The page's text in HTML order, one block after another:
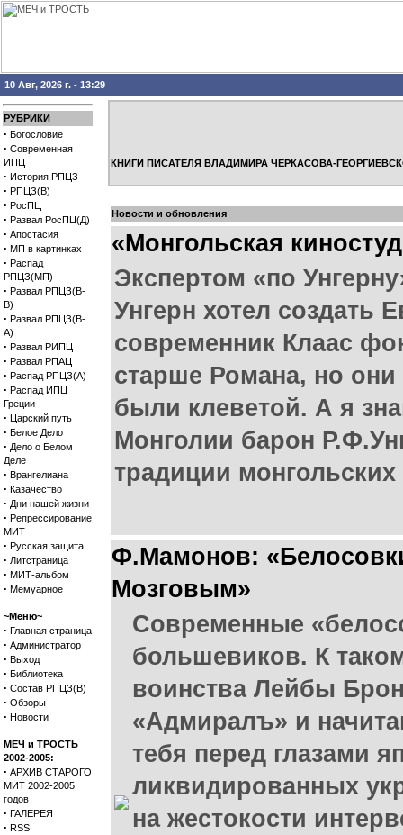
10 Авг, 2026 г. - 13:29
РУБРИКИ
· Богословие
· Современная
ИПЦ
· История РПЦЗ
· РПЦЗ(В)
· РосПЦ
· Развал РосПЦ(Д)
· Апостасия
· МП в картинках
· Распад
РПЦЗ(МП)
· Развал РПЦЗ(В-
В)
· Развал РПЦЗ(В-
А)
· Развал РИПЦ
· Развал РПАЦ
· Распад РПЦЗ(А)
· Распад ИПЦ
Греции
· Царский путь
· Белое Дело
· Дело о Белом
Деле
· Врангелиана
· Казачество
· Дни нашей жизни
· Репрессирование
МИТ
· Русская защита
· Литстраница
· МИТ-альбом
· Мемуарное
~Меню~
· Главная страница
· Администратор
· Выход
· Библиотека
· Состав РПЦЗ(В)
· Обзоры
· Новости
МЕЧ и ТРОСТЬ
2002-2005:
· АРХИВ СТАРОГО
МИТ 2002-2005
годов
· ГАЛЕРЕЯ
· RSS
КНИГИ ПИСАТЕЛЯ ВЛАДИМИРА ЧЕРКАСОВА-
Новости и обновления
«Монгольская
Экспертом «по
Унгерн хотел создать
современник Клаас
старше Романа, но
были клеветой. А я
Монголии барон
традиции
Ф.Мамонов:
Мозговым»
Современные
большевиков. К
воинства Лейбы
«Адмиралъ» и
тебя перед глазами
ликвидированных
на жестокости